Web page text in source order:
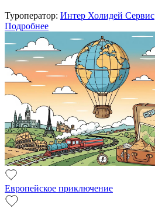
Туроператор: Интер Холидей Сервис
Подробнее
Европейское приключение